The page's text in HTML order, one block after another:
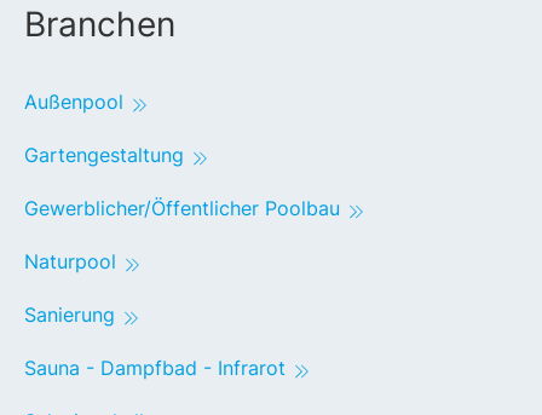
Branchen
Außenpool
Gartengestaltung
Gewerblicher/Öffentlicher Poolbau
Naturpool
Sanierung
Sauna - Dampfbad - Infrarot